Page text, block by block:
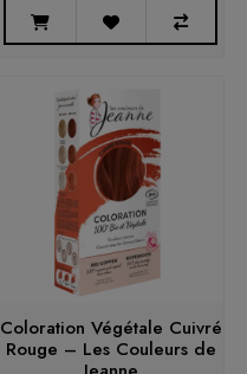
Coloration Végétale Cuivré
Rouge – Les Couleurs de